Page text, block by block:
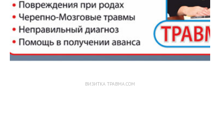
ВИЗИТКА TPABMA.COM